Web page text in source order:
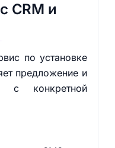
CRM и
по установке
предложение и
с конкретной